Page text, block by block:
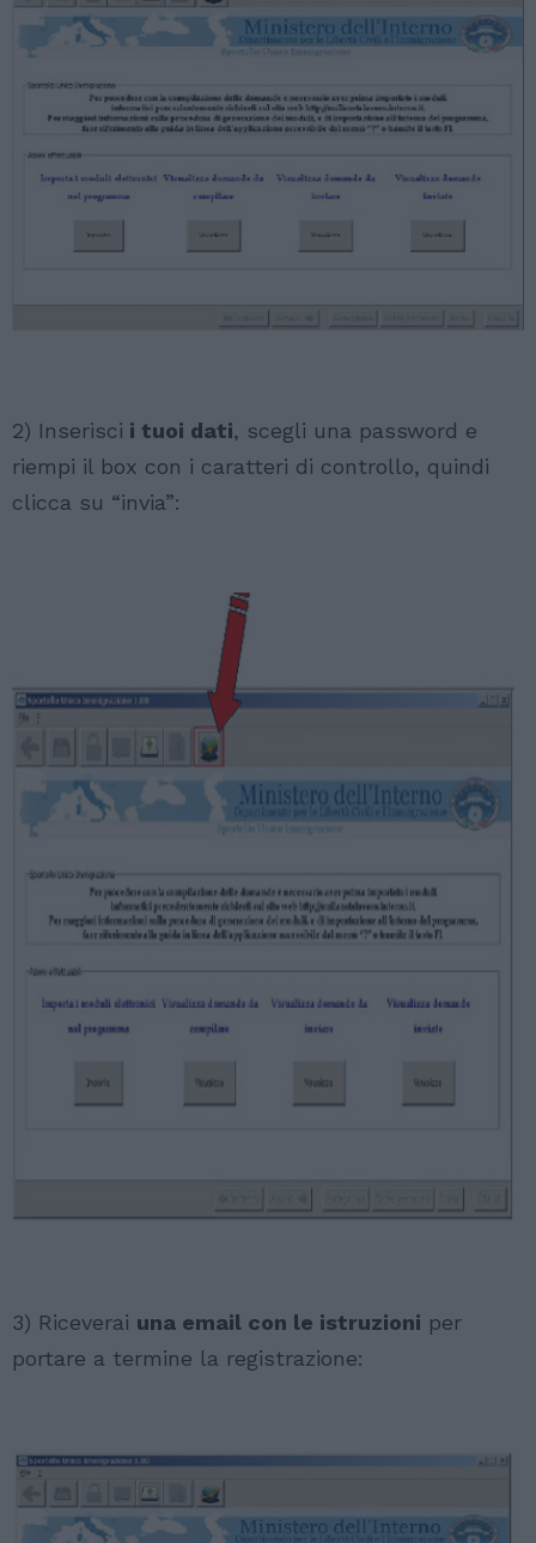
2) Inserisci i tuoi dati, scegli una password e
riempi il box con i caratteri di controllo, quindi
clicca su “invia”:
3) Riceverai una email con le istruzioni per
portare a termine la registrazione: